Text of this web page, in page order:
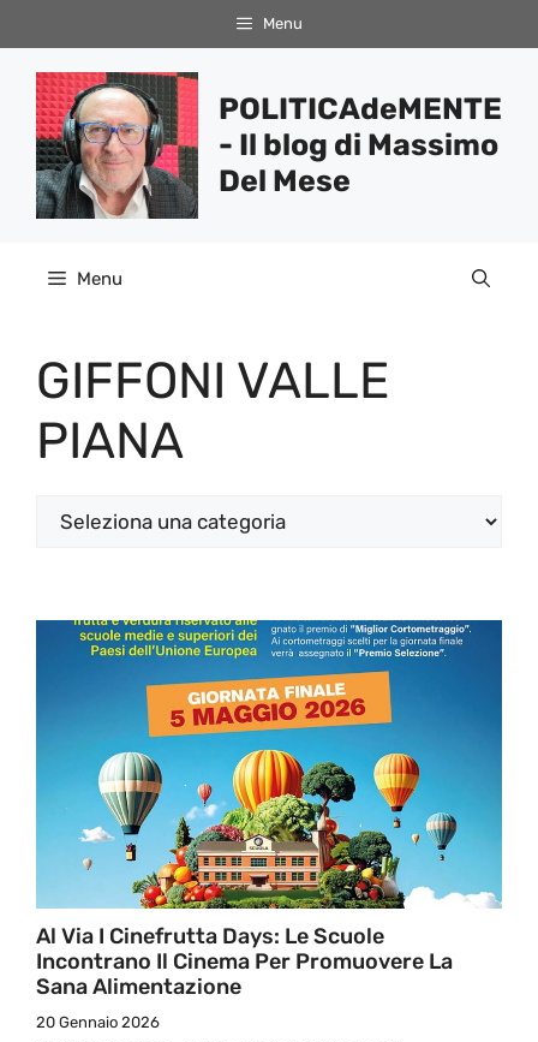
al
contenuto
Menu
POLITICAdeMENTE
- Il blog di Massimo
Del Mese
Menu
GIFFONI VALLE
PIANA
Categorie
Al Via I Cinefrutta Days: Le Scuole
Incontrano Il Cinema Per Promuovere La
Sana Alimentazione
20 Gennaio 2026